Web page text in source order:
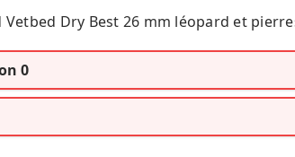
Dry Best 26 mm léopard et
0